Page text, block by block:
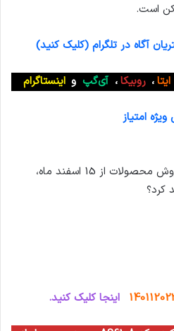
است.
آگاه در تلگرام (کلیک کنید)
ایتا، روبیکا، آی‌گپ و اینستاگرام
امتیاز
شرکت فنر سازی خاور، بابت فروش محصولات از 15 اسفند ماه،
کرد؟
اینجا کلیک کنید.